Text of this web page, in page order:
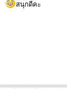
สนุกดีคะ